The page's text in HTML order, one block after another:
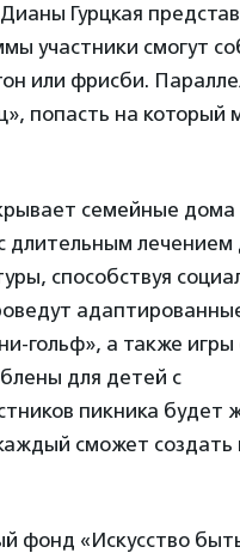
Гурцкая
участники смогут
или фрисби.
попасть на который
семейные
длительным лечением
способствуя
гольф», а также игры
для детей с
пикника будет
сможет создать
фонд «Искусство